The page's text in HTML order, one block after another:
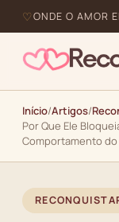
ONDE O AMOR
Início/Artigos/
Por Que Ele
Comportamento do